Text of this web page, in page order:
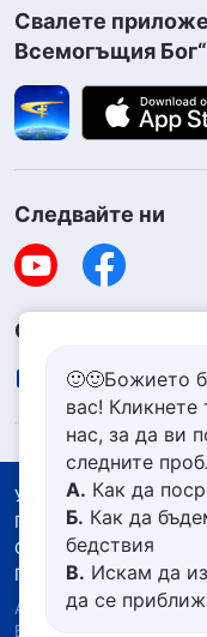
Свалете
Всемогъщия Бог“
Следвайте ни
Свържете се с
Условия за ползване
Политика за
Със съдействието на
Политика за
Авторско право ©
Бог.
🙂🙂Божието
вас! Кликнете
нас, за да ви
следните
А. Как да
Б. Как да
бедствия
В. Искам да
да се